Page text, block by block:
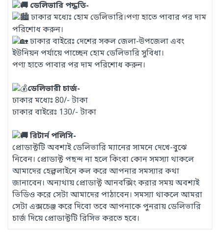
ডেলিভারি পদ্ধতি-
ঢাকার মধ্যেঃ হোম ডেলিভারি।পণ্য হাতে পাবার পর দাম
পরিশোধ করুন।
ঢাকার বাইরেঃ দেশের সকল জেলা-উপজেলা এবং
ইউনিয়ন পর্যায়ে পাচ্ছেন হোম ডেলিভারি সুবিধা।
পণ্য হাতে পাবার পর দাম পরিশোধ করুন।
ডেলিভারী চার্জ-
ঢাকার মধ্যেঃ 80/- টাকা
ঢাকার বাইরেঃ 130/- টাকা
রিটার্ন পলিসি-
প্রোডাক্টটি অবশ্যই ডেলিভারি ম্যানের সামনে দেখে-বুঝে
নিবেন। প্রোডাক্ট পছন্দ না হলে কিংবা কোন সমস্যা থাকলে
আমাদের হেল্পলাইনে কল করে আপনার সমস্যার কথা
জানাবেন। অন্যথায় প্রোডাক্ট আনবক্সিং করার সময় অবশ্যই
ভিডিও করে সেটা আমাদের পাঠাবেন। সমস্যা থাকলে আমরা
সেটা এক্সচেঞ্জ করে দিবো তবে আপনাকে পুনরায় ডেলিভারি
চার্জ দিয়ে প্রোডাক্টটি রিসিভ করতে হবে।